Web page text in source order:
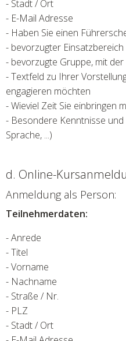
- Stadt / Ort
- E-Mail Adresse
- Haben Sie einen
- bevorzugter Einsatzbereich
- bevorzugte Gruppe, mit
- Textfeld zu Ihrer
engagieren möchten
- Wieviel Zeit Sie einbringen
- Besondere Kenntnisse und
Sprache, ...)
d. Online-
Anmeldung als Person:
Teilnehmerdaten:
- Anrede
- Titel
- Vorname
- Nachname
- Straße / Nr.
- PLZ
- Stadt / Ort